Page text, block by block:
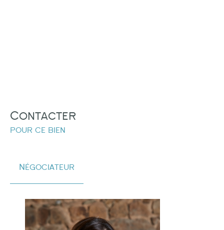
Contacter
pour ce bien
Négociateur